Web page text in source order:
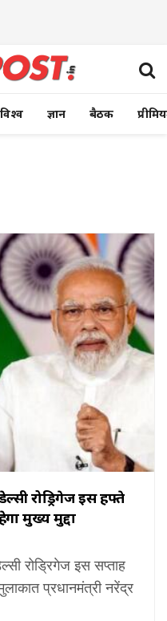
विश्व ज्ञान बैठक
रोड्रिगेज इस हफ्ते
मुख्य मुद्दा
रोड्रिगेज इस सप्ताह
प्रधानमंत्री नरेंद्र